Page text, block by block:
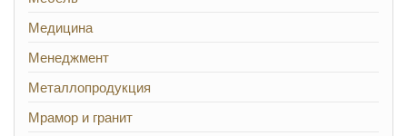
Медицина
Менеджмент
Металлопродукция
Мрамор и гранит